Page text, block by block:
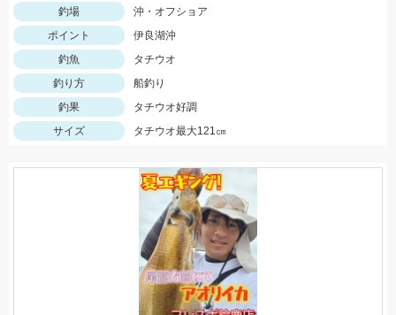
釣場
沖・オフショア
ポイント
伊良湖沖
釣魚
タチウオ
釣り方
船釣り
釣果
タチウオ好調
サイズ
タチウオ最大121㎝